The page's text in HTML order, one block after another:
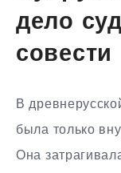
дело
совести
В
была только
Она